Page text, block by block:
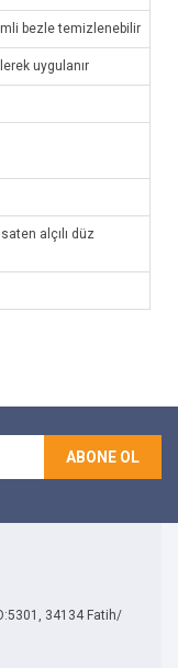
bezle temizlenebilir
uygulanır
alçılı düz
ABONE OL
34134 Fatih/